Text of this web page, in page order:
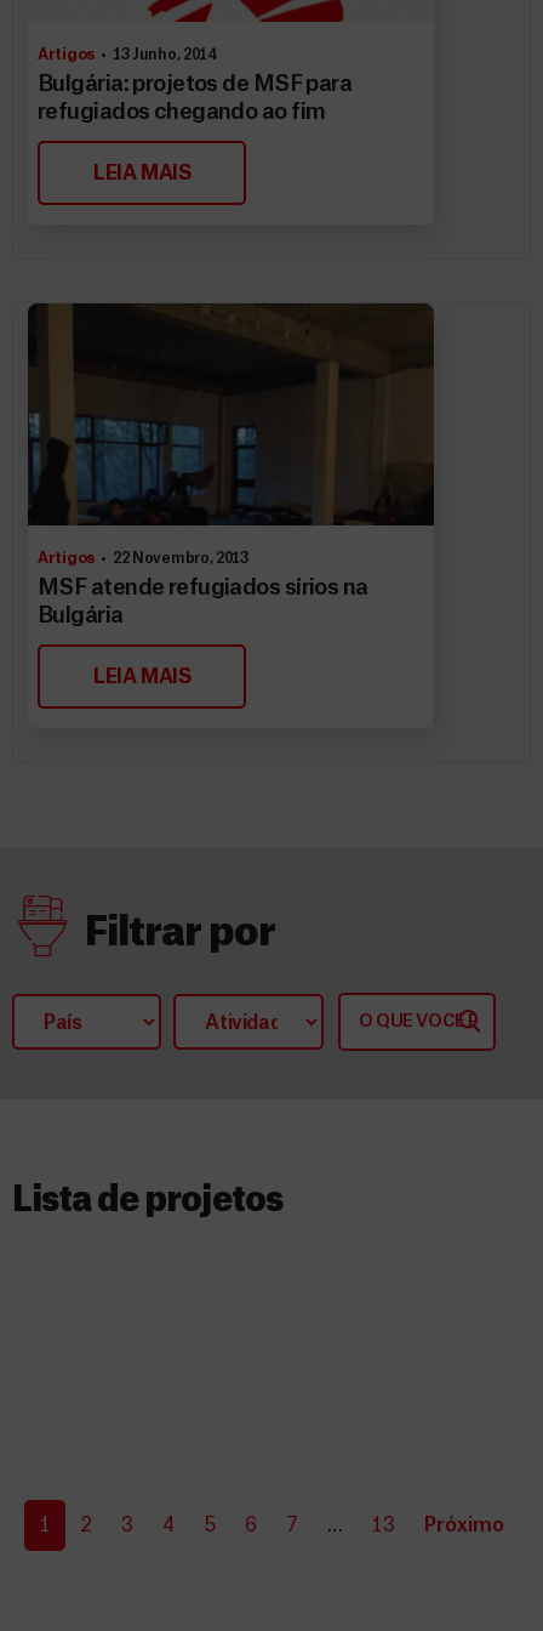
Artigos 13 Junho, 2014
Bulgária: projetos de MSF para
refugiados chegando ao fim
LEIA MAIS
Artigos 22 Novembro, 2013
MSF atende refugiados sírios na
Bulgária
LEIA MAIS
Filtrar por
Lista de projetos​
1 2 3 4 5 6 7 … 13 Próximo